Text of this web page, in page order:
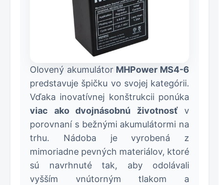
Olovený akumulátor MHPower MS4-6
predstavuje špičku vo svojej kategórii.
Vďaka inovatívnej konštrukcii ponúka
viac ako dvojnásobnú životnosťv
porovnaní s bežnými akumulátormi na
trhu. Nádoba je vyrobená z
mimoriadne pevných materiálov, ktoré
sú navrhnuté tak, aby odolávali
vyšším vnútorným tlakom a